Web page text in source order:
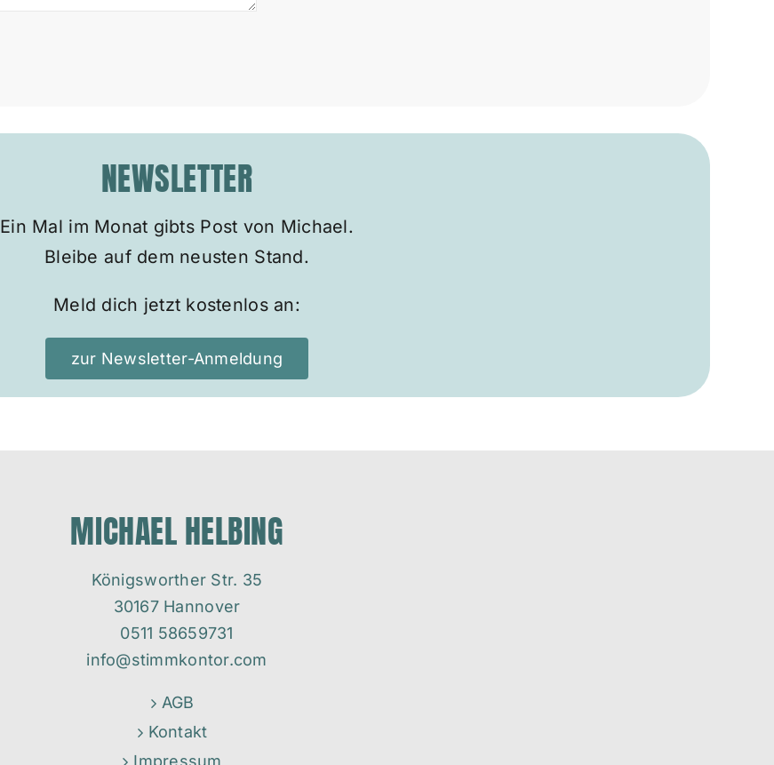
NEWSLETTER
Ein Mal im Monat gibts Post von Michael.
Bleibe auf dem neusten Stand.
Meld dich jetzt kostenlos an:
zur Newsletter-Anmeldung
MICHAEL HELBING
Königsworther Str. 35
30167 Hannover
0511 58659731
info@stimmkontor.com
AGB
Kontakt
Impressum